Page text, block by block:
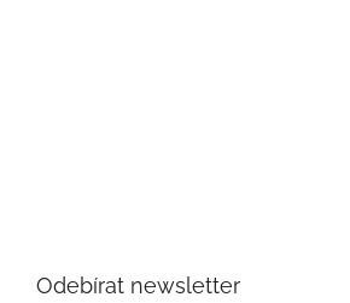
Odebírat newsletter